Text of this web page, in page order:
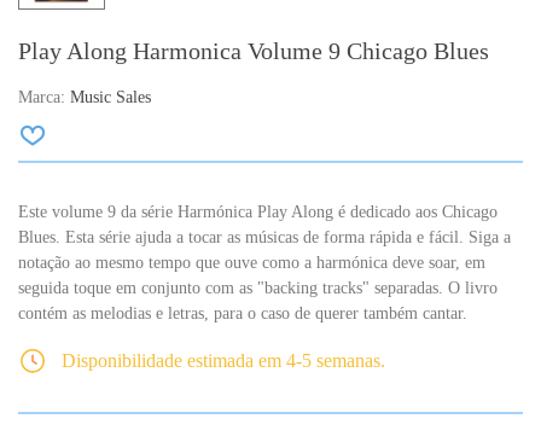
Play Along Harmonica Volume 9 Chicago Blues
Marca: Music Sales
Este volume 9 da série Harmónica Play Along é dedicado aos Chicago
Blues. Esta série ajuda a tocar as músicas de forma rápida e fácil. Siga a
notação ao mesmo tempo que ouve como a harmónica deve soar, em
seguida toque em conjunto com as "backing tracks" separadas. O livro
contém as melodias e letras, para o caso de querer também cantar.
Disponibilidade estimada em 4-5 semanas.